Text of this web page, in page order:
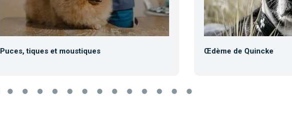
Puces, tiques et moustiques Œdème de Quincke